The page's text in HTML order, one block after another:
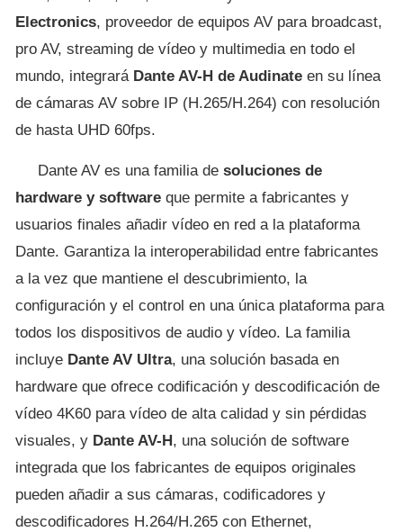
Electronics, proveedor de equipos AV para broadcast,
pro AV, streaming de vídeo y multimedia en todo el
mundo, integrará Dante AV-H de Audinate en su línea
de cámaras AV sobre IP (H.265/H.264) con resolución
de hasta UHD 60fps.
Dante AV es una familia de soluciones de
hardware y software que permite a fabricantes y
usuarios finales añadir vídeo en red a la plataforma
Dante. Garantiza la interoperabilidad entre fabricantes
a la vez que mantiene el descubrimiento, la
configuración y el control en una única plataforma para
todos los dispositivos de audio y vídeo. La familia
incluye Dante AV Ultra, una solución basada en
hardware que ofrece codificación y descodificación de
vídeo 4K60 para vídeo de alta calidad y sin pérdidas
visuales, y Dante AV-H, una solución de software
integrada que los fabricantes de equipos originales
pueden añadir a sus cámaras, codificadores y
descodificadores H.264/H.265 con Ethernet,